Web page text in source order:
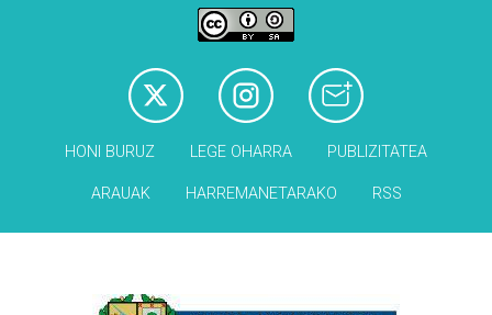
HONI BURUZ LEGE OHARRA PUBLIZITATEA
ARAUAK HARREMANETARAKO RSS